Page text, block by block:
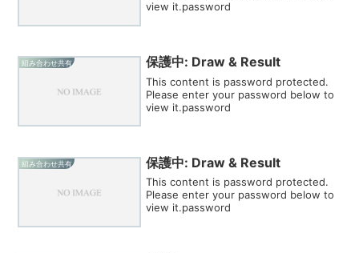
view it.password
組み合わせ共有 保護中: Draw & Result
This content is password protected.
Please enter your password below to
view it.password
組み合わせ共有 保護中: Draw & Result
This content is password protected.
Please enter your password below to
view it.password